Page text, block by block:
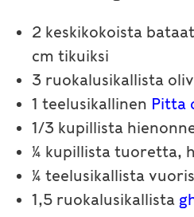
2 keskikokoista
cm tikuiksi
3 ruokalusikallista
1 teelusikallinen Pitta
1/3 kupillista
¼ kupillista tuoretta,
¼ teelusikallista
1,5 ruokalusikallista